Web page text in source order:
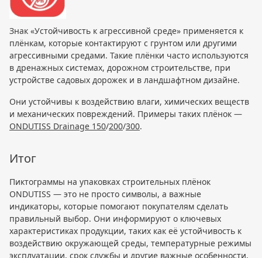
Знак «Устойчивость к агрессивной среде» применяется к
плёнкам, которые контактируют с грунтом или другими
агрессивными средами. Такие плёнки часто используются
в дренажных системах, дорожном строительстве, при
устройстве садовых дорожек и в ландшафтном дизайне.
Они устойчивы к воздействию влаги, химических веществ
и механических повреждений. Примеры таких плёнок —
ONDUTISS Drainage 150/200/300.
Итог
Пиктограммы на упаковках строительных плёнок
ONDUTISS — это не просто символы, а важные
индикаторы, которые помогают покупателям сделать
правильный выбор. Они информируют о ключевых
характеристиках продукции, таких как её устойчивость к
воздействию окружающей среды, температурные режимы
эксплуатации, срок службы и другие важные особенности.